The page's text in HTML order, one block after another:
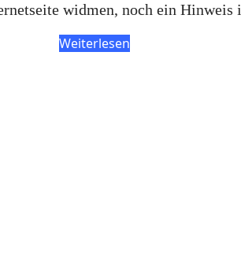
widmen, noch ein Hinweis
Weiterlesen